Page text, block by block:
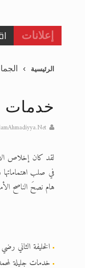
إعلانات
الرئيسية
خدمات
لقد كان إخلاص
في صلب
هام نصحَ الناصح
الخليفة الثاني
خدمات جليلة